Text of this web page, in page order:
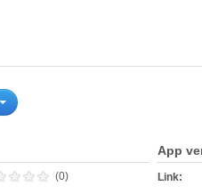
(0)
App
Link: